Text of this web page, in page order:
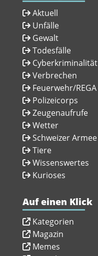
Aktuell
Unfälle
Gewalt
Todesfälle
Cyberkriminalität
Verbrechen
Feuerwehr/REGA
Polizeicorps
Zeugenaufrufe
Wetter
Schweizer Armee
Tiere
Wissenswertes
Kurioses
Auf einen Klick
Kategorien
Magazin
Memes